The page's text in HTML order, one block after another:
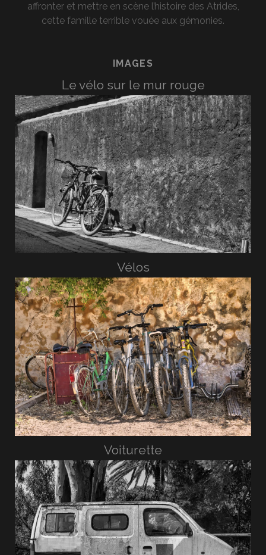
affronter et mettre en scène l’histoire des Atrides,
cette famille terrible vouée aux gémonies.
IMAGES
Le vélo sur le mur rouge
Vélos
Voiturette